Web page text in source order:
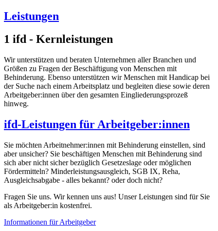
Leistungen
1 ifd - Kernleistungen
Wir unterstützen und beraten Unternehmen aller Branchen und
Größen zu Fragen der Beschäftigung von Menschen mit
Behinderung. Ebenso unterstützen wir Menschen mit Handicap bei
der Suche nach einem Arbeitsplatz und begleiten diese sowie deren
Arbeitgeber:innen über den gesamten Eingliederungsprozeß
hinweg.
ifd-Leistungen für Arbeitgeber:innen
Sie möchten Arbeitnehmer:innen mit Behinderung einstellen, sind
aber unsicher? Sie beschäftigen Menschen mit Behinderung sind
sich aber nicht sicher bezüglich Gesetzeslage oder möglichen
Fördermitteln? Minderleistungsausgleich, SGB IX, Reha,
Ausgleichsabgabe - alles bekannt? oder doch nicht?
Fragen Sie uns. Wir kennen uns aus! Unser Leistungen sind für Sie
als Arbeitgeber:in kostenfrei.
Informationen für Arbeitgeber